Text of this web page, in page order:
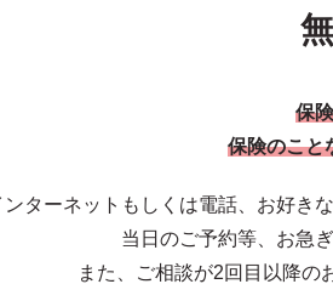
保
保険のこと
ンターネットもしくは電話、お好き
当日のご予約等、お急
また、ご相談が2回目以降の